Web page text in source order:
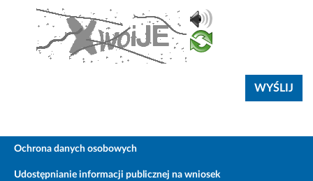
Ochrona danych osobowych
Udostępnianie informacji publicznej na wniosek